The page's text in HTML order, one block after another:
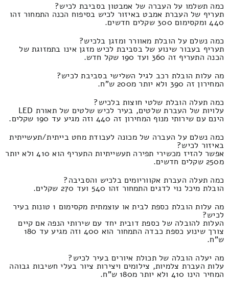
כמה תשלמו על העברה של אמבטון בסביבת לכיש?
תעריף של העברת אמבט באיזור לכיש בסיפוח הכנה התמחור זהו
440 ומקסימום 300 שקלים חדשים.
כמה נשלם על הובלת מאוורר ומזגן בלכיש?
תעריף בעבור שינוע של בסביבת לכיש מזגן אינו בתמזוגת של
הכנה התעריף זה 360 ועד 190 שקל חדש.
מה עלות הובלת רכב לגיל השלישי בסביבת לכיש?
המחירון זה 390 ולא יותר מ200 ש"ח.
כמה תעלה הובלת שלטי חוצות בלכיש?
עלויות של העברת שלטים, בעיר לכיש שלטים של תאורת LED
הינם עם שירותי מנוף המחירון זה 440 וזה מגיע עד 190 שקלים.
כמה נשלם על העברה של מכונה לעבודת מחט בייתית/תעשייתית
באיזור לכיש?
אפשר להזיז מכשירי תפירה תעשייתיות התעריף הוא 410 ולא יותר
מ250 שקלים חדשים.
כמה תעלה העברת אקווריומים בלכיש והסביבה?
הובלת מיכל נוי לדגים התמחור זהו 540 ועד 270 שקלים.
מה עלות הובלת כספת לבית או עוצמתית מקסימום 1 טונות בעיר
לכיש?
העלות להובלה של כספת דובית יחד עם שירותי הנפה אם קיים
צורך שינוע כספת כבדה התמחור הוא 400 וזה מגיע עד 180
ש"ח.
מה יעלה הובלה של תכולת איורים בעיר לכיש?
עלות העברת צלמיות, צילומים ויצירות ציור בעלי חשיבות גבוהה
המחיר הינו 410 ולא יותר מ180 ש"ח.